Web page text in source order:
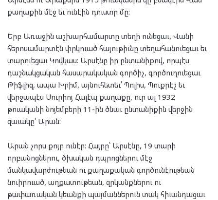
քաղաքին մէջ եւ ունէին դուստր մը:
Երբ Առաջին աշխարհամարտը տեղի ունեցաւ, Վանի
հերոսամարտէն փրկուած հայութիւնը տեղահանուեցաւ եւ
տարուեցաւ Կովկաս: Արսէնը իր ընտանիքով, որպէս
դաշնակցական հասարակական գործիչ, գործուղուեցաւ
Թիֆլիզ, ապա Խրիմ, այնուհետեւ՝ Պոլիս, Պուքրէշ եւ
վերջապէս Սուրիոյ Հալէպ քաղաքը, ուր ալ 1932
թուականի նոյեմբերի 11-ին ծնաւ ընտանիքին վերջին
զաւակը՝ Արան:
Արան չորս քոյր ունէր: Հայրը՝ Արսէնը, 19 տարի
որբանոցներու, ծխական դպրոցներու մէջ
մանկավարժութեան ու քաղաքական գործունէութեան
նուիրուած, աղքատութեան, զրկանքներու ու
թափառական կեանքի պայմաններուն տակ հիւանդացաւ